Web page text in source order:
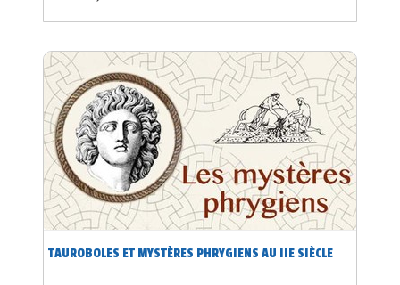
TAUROBOLES ET MYSTÈRES PHRYGIENS AU IIE SIÈCLE